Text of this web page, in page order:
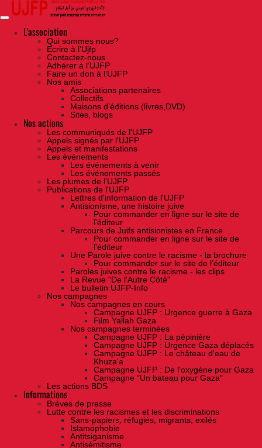
Skip
the
contentL'association
Qui sommes nous?
Ecrire à l’Ujfp
Contactez-nous
Adhérer à l’UJFP
Faire un don à l’UJFP
Nos amis
Associations partenaires
Collectifs
Maisons d’éditions (livres,DVD)
Sites, blogs
Nos actions
Les communiqués de l'UJFP
Appels signés par l'UJFP
Appels et manifestations
Les événements
Les événements à venir
Les événements passés
Les plumes de l'UJFP
Publications de l'UJFP
Lettres d'information de l'UJFP
Antisionisme, une histoire juive
Pour commander en ligne sur le site de
l'éditeur
Parcours de Juifs antisionistes en France
Pour commander en ligne sur le site de
l'éditeur
Une Parole juive contre le racisme - la brochure
Pour commander sur le site de l'éditeur
Paroles juives contre le racisme - les clips
La Revue "De l'Autre Côté"
Le bulletin UJFP-Info
Nos campagnes
Nos campagnes en cours
Campagne UJFP : Urgence guerre à Gaza
Film Yallah Gaza
Nos campagnes terminées
Campagne UJFP : La pépinière
Campagne UJFP : Urgence Gaza déplacés
Campagne UJFP : Le château d'eau de
Khuza'a
Campagne UJFP : De l'oxygène pour Gaza
Campagne "Un bateau pour Gaza"
Les actions BDS
Informations
Brèves de presse
Lutte contre les racismes et les discriminations
Sans-papiers, réfugiés, migrants, exilés
Islamophobie
Antitsiganisme
Antisémitisme